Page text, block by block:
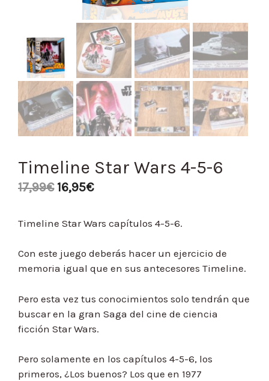
Timeline Star Wars 4-5-6
17,99€ 16,95€
Timeline Star Wars capítulos 4-5-6.
Con este juego deberás hacer un ejercicio de
memoria igual que en sus antecesores Timeline.
Pero esta vez tus conocimientos solo tendrán que
buscar en la gran Saga del cine de ciencia
ficción Star Wars.
Pero solamente en los capítulos 4-5-6, los
primeros, ¿Los buenos? Los que en 1977